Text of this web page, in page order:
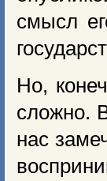
смысл
Но,
сложно.
нас